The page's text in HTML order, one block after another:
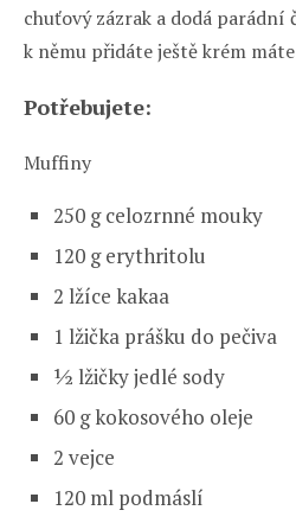
chuťový zázrak a dodá parádní
k němu přidáte ještě krém
Potřebujete:
Muffiny
250 g celozrnné mouky
120 g erythritolu
2 lžíce kakaa
1 lžička prášku do pečiva
½ lžičky jedlé sody
60 g kokosového oleje
2 vejce
120 ml podmáslí